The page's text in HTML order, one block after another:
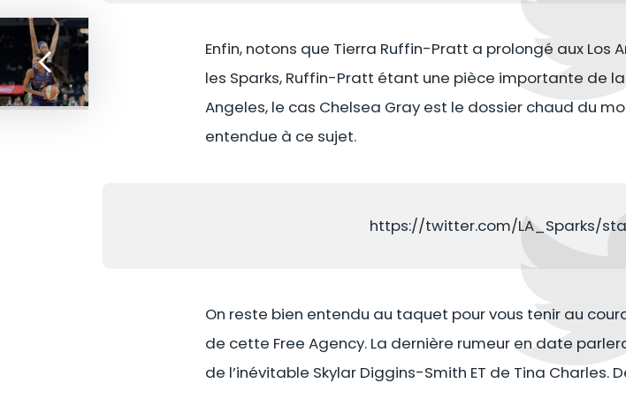
Enfin, notons que Tierra Ruffin-Pratt a prolongé aux Los
les Sparks, Ruffin-Pratt étant une pièce importante de
Angeles, le cas Chelsea Gray est le dossier chaud du
entendue à ce sujet.
https://twitter.com/LA_Sparks/
On reste bien entendu au taquet pour vous tenir au
de cette Free Agency. La dernière rumeur en date
de l’inévitable Skylar Diggins-Smith ET de Tina Charles.